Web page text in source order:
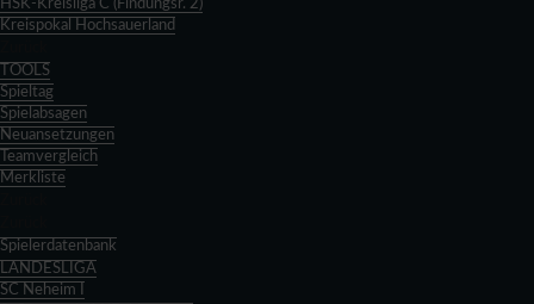
HSK-Kreisliga C (Findungsr. 2)
Kreispokal Hochsauerland
TOOLS
Spieltag
Spielabsagen
Neuansetzungen
Teamvergleich
Merkliste
Spielerdatenbank
LANDESLIGA
SC Neheim I